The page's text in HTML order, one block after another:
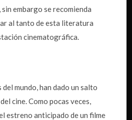
embargo se recomienda
al tanto de esta literatura
cinematográfica.
mundo, han dado un salto
cine. Como pocas veces,
estreno anticipado de un filme